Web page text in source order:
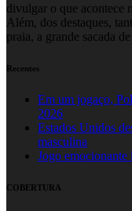
divulgar o que acontece
Além, dos destaques,
praia, a grande sacada
Recentes
Em um jogaço,
2026
Estados Unidos
masculina
Jogo
COBERTURA